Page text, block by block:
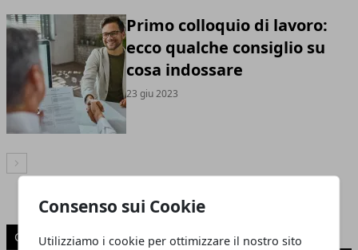
Consenso sui Cookie
Utilizziamo i cookie per ottimizzare il nostro sito
Primo colloquio di lavoro:
ecco qualche consiglio su
cosa indossare
23 giu 2023
Articolo Successivo
CATEGORIE